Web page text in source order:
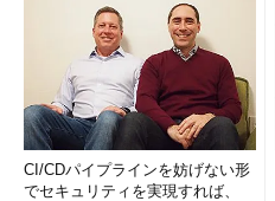
CI/CDパイプラインを妨げない形
でセキュリティを実現すれば、